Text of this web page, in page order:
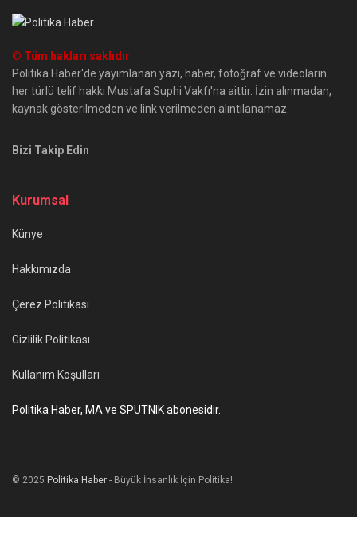
© Tüm hakları saklıdır
Politika Haber'de yayımlanan yazı, haber, fotoğraf ve videoların
her türlü telif hakkı Mustafa Suphi Vakfı'na aittir. İzin alınmadan,
kaynak gösterilmeden ve link verilmeden alıntılanamaz.
Bizi Takip Edin
Kurumsal
Künye
Hakkımızda
Çerez Politikası
Gizlilik Politikası
Kullanım Koşulları
Politika Haber, MA ve SPUTNIK abonesidir.
© 2025 Politika Haber - Büyük İnsanlık İçin Politika!